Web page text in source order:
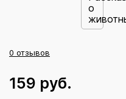
0 отзывов
159 руб.